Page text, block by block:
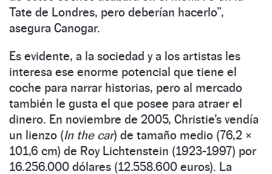
Tate de Londres, pero deberían hacerlo”,
asegura Canogar.
Es evidente, a la sociedad y a los artistas les
interesa ese enorme potencial que tiene el
coche para narrar historias, pero al mercado
también le gusta el que posee para atraer el
dinero. En noviembre de 2005, Christie’s vendía
un lienzo (In the car) de tamaño medio (76,2 ×
101,6 cm) de Roy Lichtenstein (1923-1997) por
16.256.000 dólares (12.558.600 euros). La